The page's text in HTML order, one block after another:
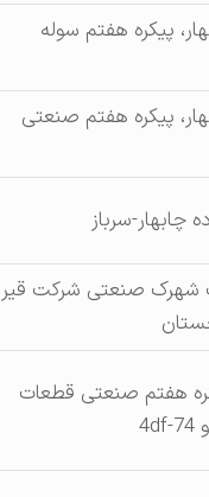
پیکره هفتم سوله
پیکره هفتم صنعتی
شهرک صنعتی شرکت قیر
هفتم صنعتی قطعات